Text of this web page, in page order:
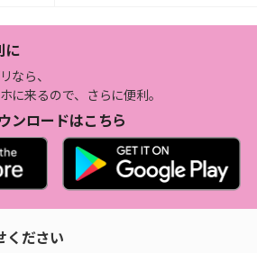
に
なら、
に来るので、さらに便利。
ンロードはこちら
ください